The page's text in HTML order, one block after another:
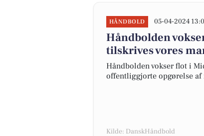
HÅNDBOLD 05-04-2024
Håndbolden
tilskrives vores
Håndbolden vokser flot i
offentliggjorte opgørelse
Kilde: DanskHåndbold